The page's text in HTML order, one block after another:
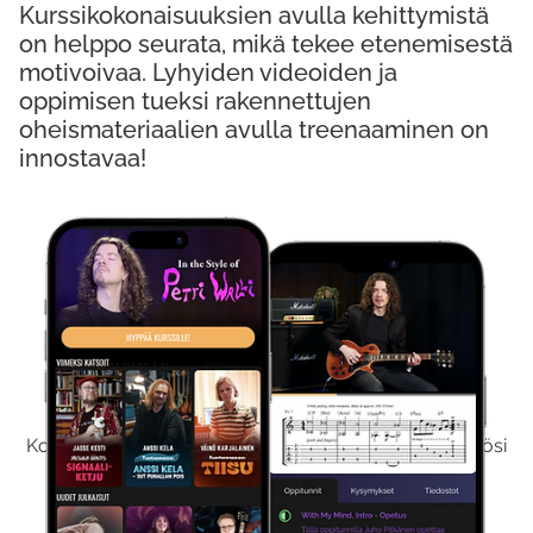
Kokeile Ilmaiseksi
Kokeilemalla ilmaiseksi saat koko sisältömme käyttöösi
viikon ajaksi.
Kurssikokonaisuuksien avulla kehittymistä
on helppo seurata, mikä tekee etenemisestä
motivoivaa. Lyhyiden videoiden ja
oppimisen tueksi rakennettujen
oheismateriaalien avulla treenaaminen on
innostavaa!